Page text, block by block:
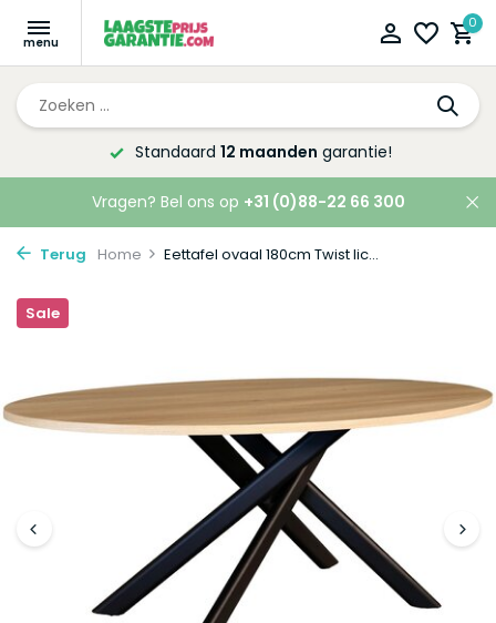
0
Altijd de laagsteprijsgarantie!
Vragen? Bel ons op +31 (0)88-22 66 300
Terug Home Eettafel ovaal 180cm Twist lic...
Sale